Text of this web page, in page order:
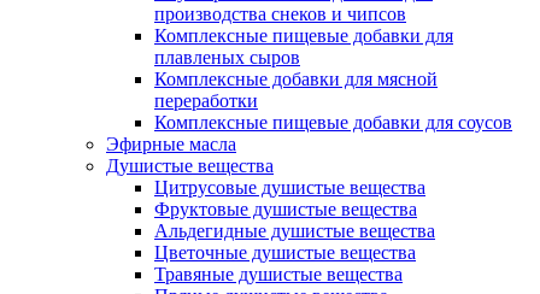
производства снеков и чипсов
Комплексные пищевые добавки для
плавленых сыров
Комплексные добавки для мясной
переработки
Комплексные пищевые добавки для соусов
Эфирные масла
Душистые вещества
Цитрусовые душистые вещества
Фруктовые душистые вещества
Альдегидные душистые вещества
Цветочные душистые вещества
Травяные душистые вещества